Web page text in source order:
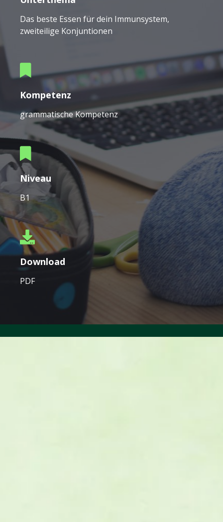
Das beste Essen für dein Immunsystem,
zweiteilige Konjuntionen
Kompetenz
grammatische Kompetenz
Niveau
B1
Download
PDF